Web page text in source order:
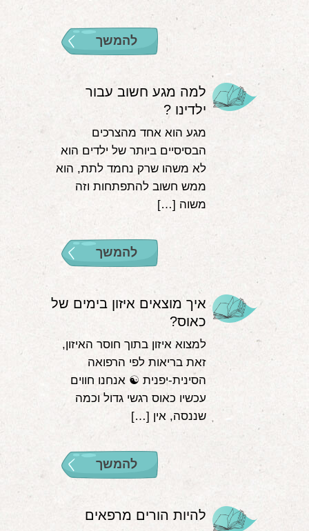
להמשך
למה מגע חשוב עבור
ילדינו ?
מגע הוא אחד מהצרכים
הבסיסיים ביותר של ילדים הוא
לא משהו שרק נחמד לתת, הוא
ממש חשוב להתפתחות וזה
משוה […]
להמשך
איך מוצאים איזון בימים של
כאוס?
למצוא איזון בתוך חוסר האיזון,
זאת בריאות לפי הרפואה
הסינית-יפנית ☯️ אנחנו חווים
עכשיו כאוס רגשי גדול וכמה
שננסה, אין […]
להמשך
להיות הורים מרפאים